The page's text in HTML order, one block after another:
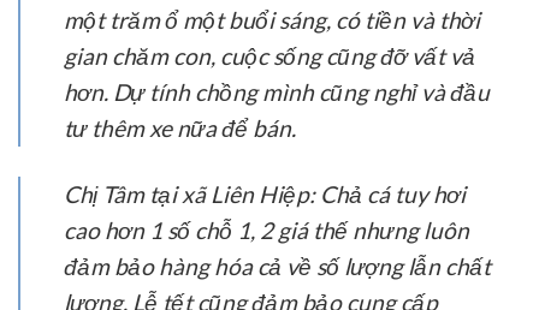
một trăm ổ một buổi sáng, có tiền và thời
gian chăm con, cuộc sống cũng đỡ vất vả
hơn. Dự tính chồng mình cũng nghỉ và đầu
tư thêm xe nữa để bán.
Chị Tâm tại xã Liên Hiệp:Chả cá tuy hơi
cao hơn 1 số chỗ 1, 2 giá thế nhưng luôn
đảm bảo hàng hóa cả về số lượng lẫn chất
lượng. Lễ tết cũng đảm bảo cung cấp